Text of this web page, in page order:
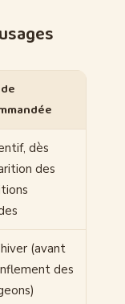
dès
des
(avant
des